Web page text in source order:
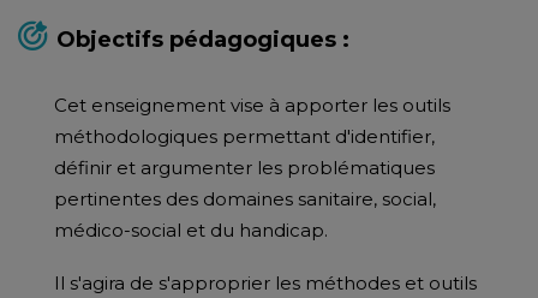
Objectifs pédagogiques :
Cet enseignement vise à apporter les outils
méthodologiques permettant d'identifier,
définir et argumenter les problématiques
pertinentes des domaines sanitaire, social,
médico-social et du handicap.
Il s'agira de s'approprier les méthodes et outils